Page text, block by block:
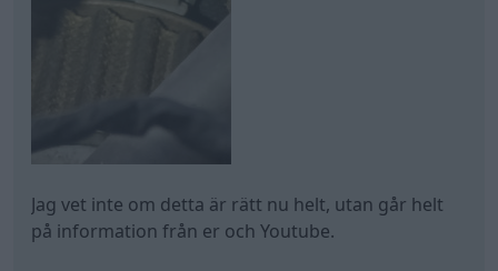
Jag vet inte om detta är rätt nu helt, utan går helt
på information från er och Youtube.